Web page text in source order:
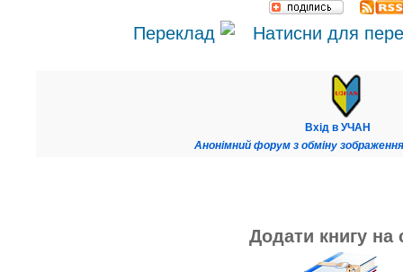
Переклад
Вхід в УЧАН
Анонімний форум з обміну
Додати книгу на